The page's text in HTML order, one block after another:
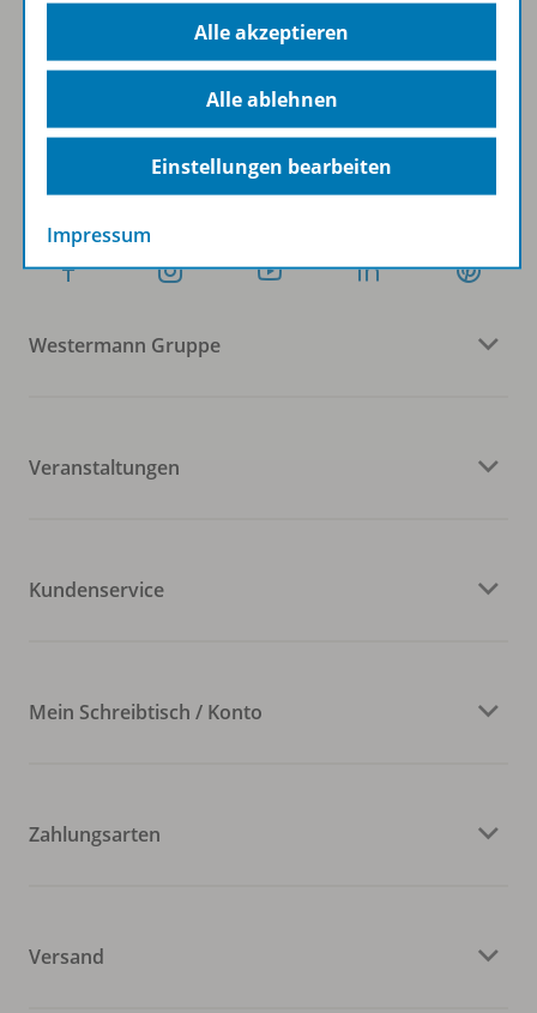
Zum Newsletter anmelden
Folgen Sie uns auf Social Media
Westermann Gruppe
Veranstaltungen
Kundenservice
Mein Schreibtisch / Konto
Zahlungsarten
Versand
Alle akzeptieren
Alle ablehnen
Einstellungen bearbeiten
Impressum